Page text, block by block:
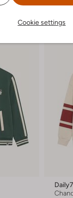
Cookie settings
€
Daily7